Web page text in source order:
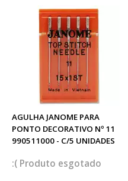
AGULHA JANOME PARA
PONTO DECORATIVO Nº 11
990511000 - C/5 UNIDADES
esgotado